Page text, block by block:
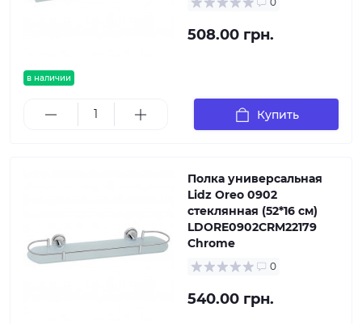
в наличии
508.00 грн.
Купить
Полка универсальная
Lidz Oreo 0902
стеклянная (52*16 см)
LDORE0902CRM22179
Chrome
0
540.00 грн.